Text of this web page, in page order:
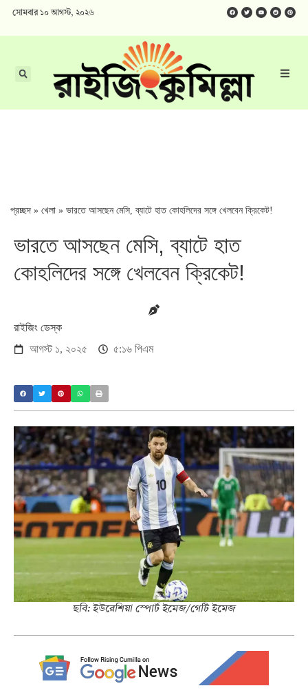
সোমবার ১০ আগস্ট, ২০২৬
প্রচ্ছদ » খেলা » ভারতে আসছেন মেসি, ব্যাটে হাত কোহলিদের সঙ্গে খেলবেন ক্রিকেট!
ভারতে আসছেন মেসি, ব্যাটে হাত
কোহলিদের সঙ্গে খেলবেন ক্রিকেট!
রাইজিং ডেস্ক
আগস্ট ১, ২০২৫
৫:১৬ পিএম
ছবি: ইউরেশিয়া স্পোর্ট ইমেজ/গেটি ইমেজ